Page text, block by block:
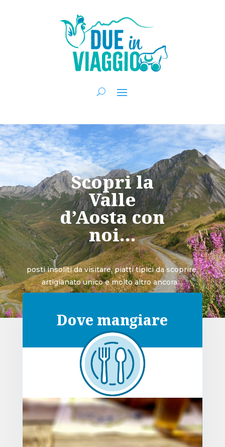
Scopri la
Valle
d’Aosta con
noi…
posti insoliti da visitare, piatti tipici da scoprire,
artigianato unico e molto altro ancora…
Dove mangiare